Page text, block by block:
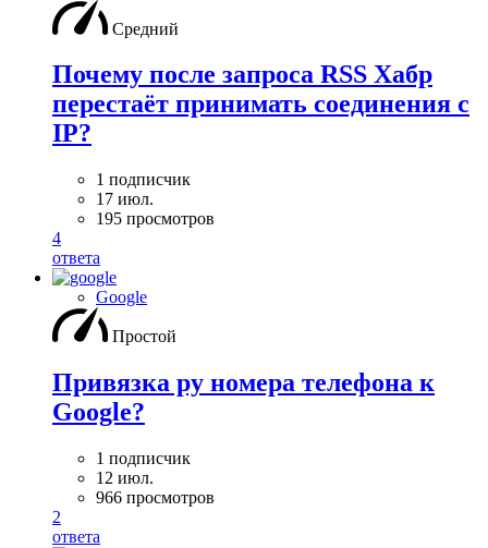
Средний
Почему после запроса RSS Хабр
перестаёт принимать соединения с
IP?
1 подписчик
17 июл.
195 просмотров
4
ответа
Google
Простой
Привязка ру номера телефона к
Google?
1 подписчик
12 июл.
966 просмотров
2
ответа